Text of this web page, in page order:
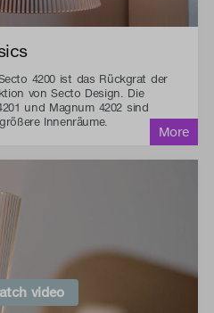
4200 ist das Rückgrat der
von Secto Design. Die
und Magnum 4202 sind
Innenräume.
video